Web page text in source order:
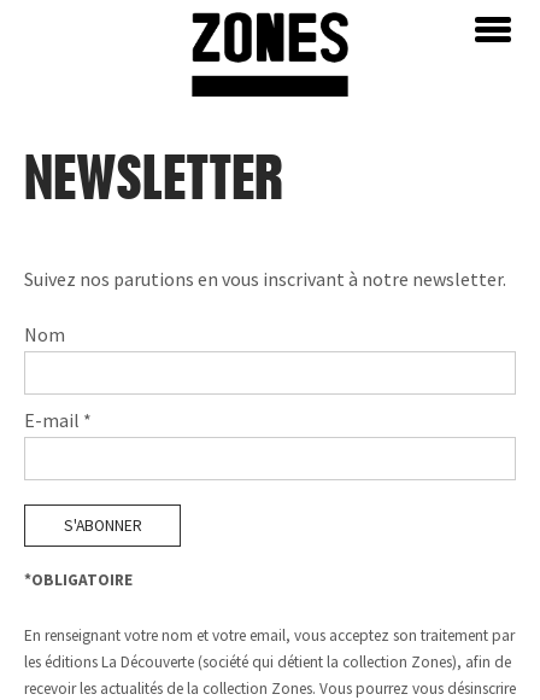
Aller
contenu
Home
NEWSLETTER
Suivez nos parutions en vous inscrivant à notre newsletter.
Nom
E-mail *
*OBLIGATOIRE
En renseignant votre nom et votre email, vous acceptez son traitement par
les éditions La Découverte (société qui détient la collection Zones), afin de
recevoir les actualités de la collection Zones. Vous pourrez vous désinscrire